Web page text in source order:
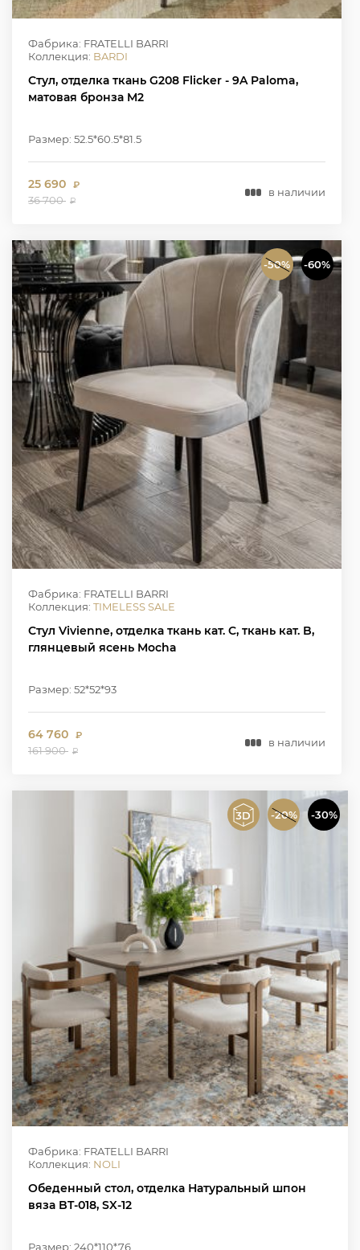
Фабрика: FRATELLI BARRI
Коллекция: BARDI
Стул, отделка ткань G208 Flicker - 9A Paloma,
матовая бронза M2
Размер: 52.5*60.5*81.5
25 690 ₽
36 700 ₽
в наличии
-50% -60%
Фабрика: FRATELLI BARRI
Коллекция: TIMELESS SALE
Стул Vivienne, отделка ткань кат. C, ткань кат. B,
глянцевый ясень Mocha
Размер: 52*52*93
64 760 ₽
161 900 ₽
в наличии
-20% -30%
Фабрика: FRATELLI BARRI
Коллекция: NOLI
Обеденный стол, отделка Натуральный шпон
вяза BT-018, SX-12
Размер: 240*110*76